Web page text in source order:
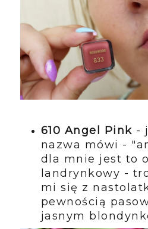
610 Angel Pink -
nazwa mówi -
dla mnie jest to
landrynkowy -
mi się z
pewnością
jasnym